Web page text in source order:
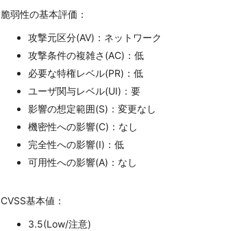
脆弱性の基本評価：
攻撃元区分(AV)：ネットワーク
攻撃条件の複雑さ(AC)：低
必要な特権レベル(PR)：低
ユーザ関与レベル(UI)：要
影響の想定範囲(S)：変更なし
機密性への影響(C)：なし
完全性への影響(I)：低
可用性への影響(A)：なし
CVSS基本値：
3.5(Low/注意)